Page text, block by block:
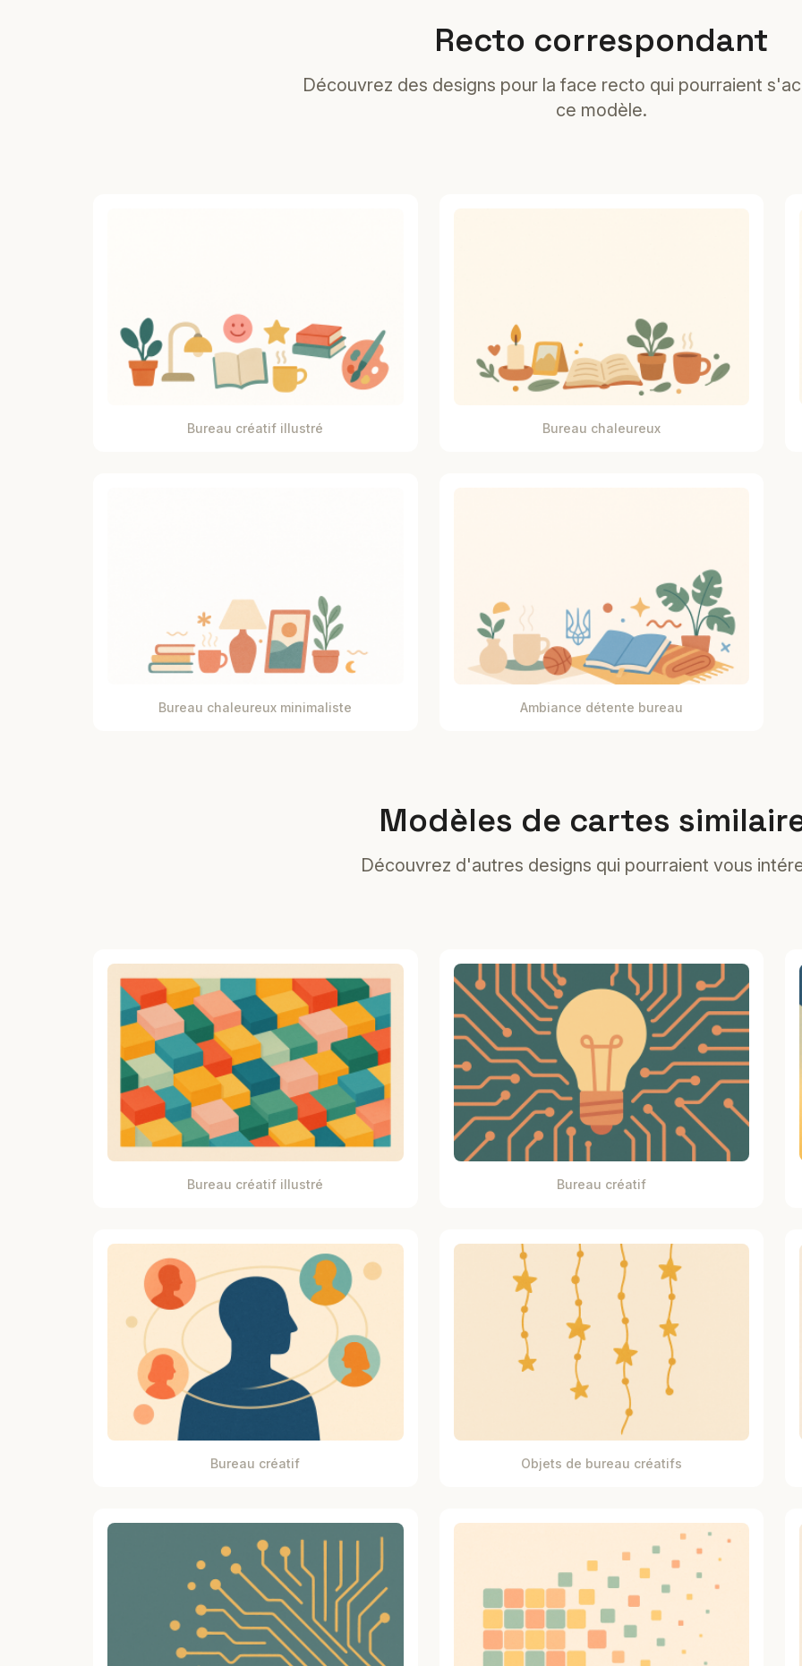
Recto correspondant
Découvrez des designs pour la face recto qui pourraient
ce modèle.
Bureau créatif illustré Bureau chaleureux
Bureau chaleureux minimaliste Ambiance détente bureau
Modèles de cartes
Découvrez d'autres designs qui pourraient vous
Bureau créatif illustré Bureau créatif
Bureau créatif Objets de bureau créatifs